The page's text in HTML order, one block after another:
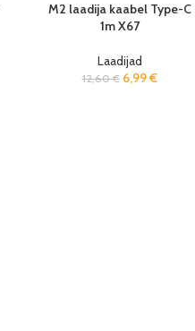
M2 laadija kaabel Type-C
1m X67
Laadijad
12,60€ 6,99€